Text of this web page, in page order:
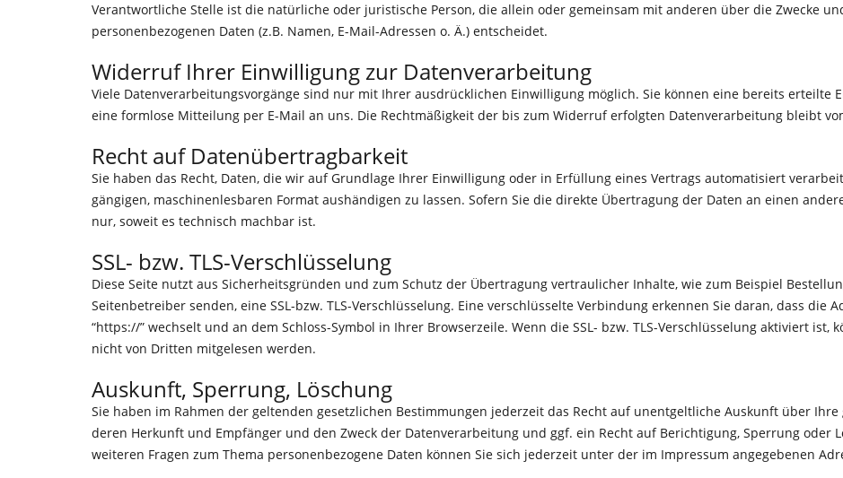
Verantwortliche Stelle ist die natürliche oder juristische Person, die allein oder gemeinsam mit anderen über die Zwecke
personenbezogenen Daten (z.B. Namen, E-Mail-Adressen o. Ä.) entscheidet.
Widerruf Ihrer Einwilligung zur Datenverarbeitung
Viele Datenverarbeitungsvorgänge sind nur mit Ihrer ausdrücklichen Einwilligung möglich. Sie können eine bereits erteilte
eine formlose Mitteilung per E-Mail an uns. Die Rechtmäßigkeit der bis zum Widerruf erfolgten Datenverarbeitung bleibt
Recht auf Datenübertragbarkeit
Sie haben das Recht, Daten, die wir auf Grundlage Ihrer Einwilligung oder in Erfüllung eines Vertrags automatisiert
gängigen, maschinenlesbaren Format aushändigen zu lassen. Sofern Sie die direkte Übertragung der Daten an einen
nur, soweit es technisch machbar ist.
SSL- bzw. TLS-Verschlüsselung
Diese Seite nutzt aus Sicherheitsgründen und zum Schutz der Übertragung vertraulicher Inhalte, wie zum Beispiel
Seitenbetreiber senden, eine SSL-bzw. TLS-Verschlüsselung. Eine verschlüsselte Verbindung erkennen Sie daran, dass die
“https://” wechselt und an dem Schloss-Symbol in Ihrer Browserzeile. Wenn die SSL- bzw. TLS-Verschlüsselung aktiviert
nicht von Dritten mitgelesen werden.
Auskunft, Sperrung, Löschung
Sie haben im Rahmen der geltenden gesetzlichen Bestimmungen jederzeit das Recht auf unentgeltliche Auskunft über
deren Herkunft und Empfänger und den Zweck der Datenverarbeitung und ggf. ein Recht auf Berichtigung, Sperrung oder
weiteren Fragen zum Thema personenbezogene Daten können Sie sich jederzeit unter der im Impressum angegebenen